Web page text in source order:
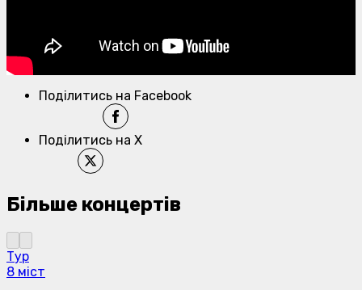
Поділитись на Facebook
Поділитись на X
Більше концертів
Тур
8 міст